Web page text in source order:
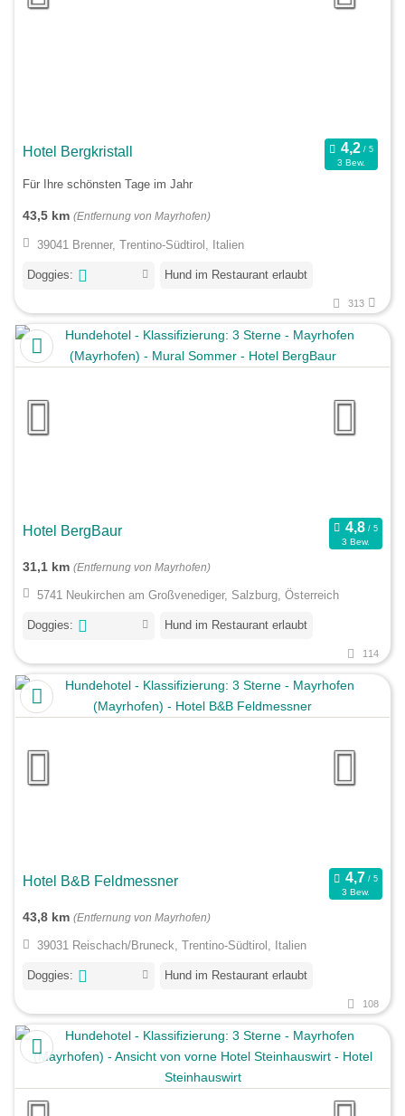
Hotel Bergkristall
3 Bew.
Für Ihre schönsten Tage im Jahr
43,5 km (Entfernung von Mayrhofen)
39041 Brenner, Trentino-Südtirol, Italien
Doggies: Hund im Restaurant erlaubt
313
Hotel BergBaur
3 Bew.
31,1 km (Entfernung von Mayrhofen)
5741 Neukirchen am Großvenediger, Salzburg, Österreich
Doggies: Hund im Restaurant erlaubt
114
Hotel B&B Feldmessner
3 Bew.
43,8 km (Entfernung von Mayrhofen)
39031 Reischach/Bruneck, Trentino-Südtirol, Italien
Doggies: Hund im Restaurant erlaubt
108